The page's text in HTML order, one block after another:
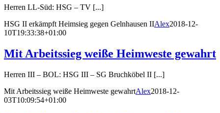
Herren LL-Süd: HSG – TV [...]
HSG II erkämpft Heimsieg gegen Gelnhausen IIAlex2018-12-
10T19:33:38+01:00
Mit Arbeitssieg weiße Heimweste gewahrt
Herren III – BOL: HSG III – SG Bruchköbel II [...]
Mit Arbeitssieg weiße Heimweste gewahrtAlex2018-12-
03T10:09:54+01:00